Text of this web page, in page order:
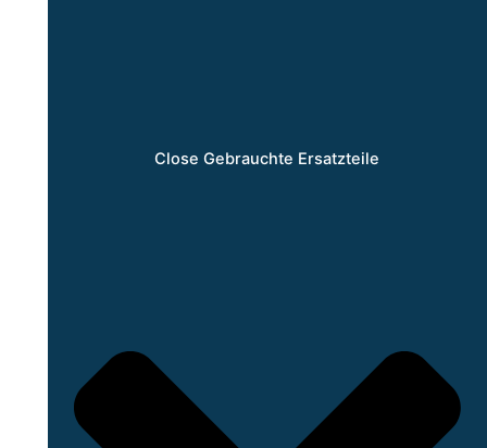
Close Gebrauchte Ersatzteile